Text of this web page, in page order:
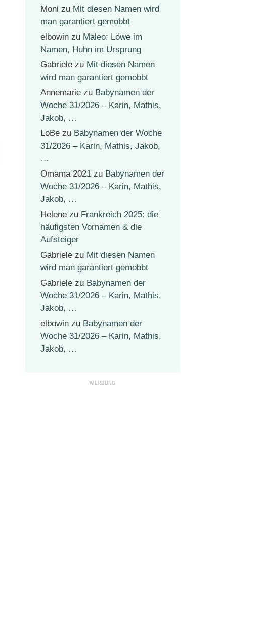
Moni zu Mit diesen Namen wird
man garantiert gemobbt
elbowin zu Maleo: Löwe im
Namen, Huhn im Ursprung
Gabriele zu Mit diesen Namen
wird man garantiert gemobbt
Annemarie zu Babynamen der
Woche 31/2026 – Karin, Mathis,
Jakob, …
LoBe zu Babynamen der Woche
31/2026 – Karin, Mathis, Jakob,
…
Omama 2021 zu Babynamen der
Woche 31/2026 – Karin, Mathis,
Jakob, …
Helene zu Frankreich 2025: die
häufigsten Vornamen & die
Aufsteiger
Gabriele zu Mit diesen Namen
wird man garantiert gemobbt
Gabriele zu Babynamen der
Woche 31/2026 – Karin, Mathis,
Jakob, …
elbowin zu Babynamen der
Woche 31/2026 – Karin, Mathis,
Jakob, …